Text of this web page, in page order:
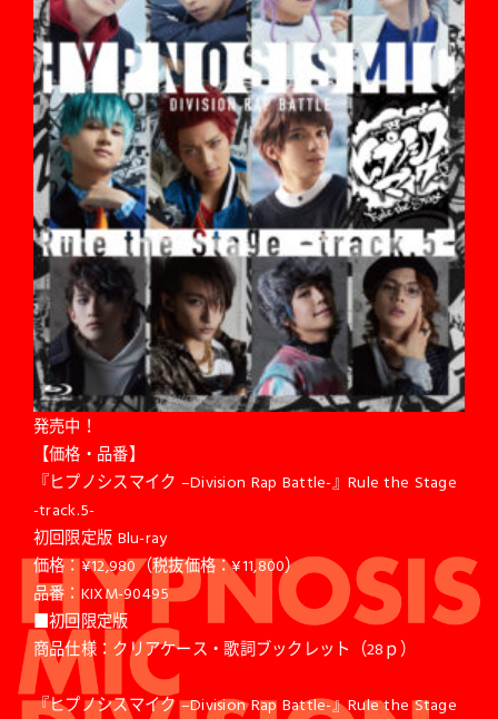
発売中！
【価格・品番】
『ヒプノシスマイク –Division Rap Battle-』Rule the Stage
-track.5-
初回限定版 Blu-ray
価格：¥12,980（税抜価格：¥11,800）
品番：KIXM-90495
■初回限定版
商品仕様：クリアケース・歌詞ブックレット（28ｐ）
『ヒプノシスマイク –Division Rap Battle-』Rule the Stage